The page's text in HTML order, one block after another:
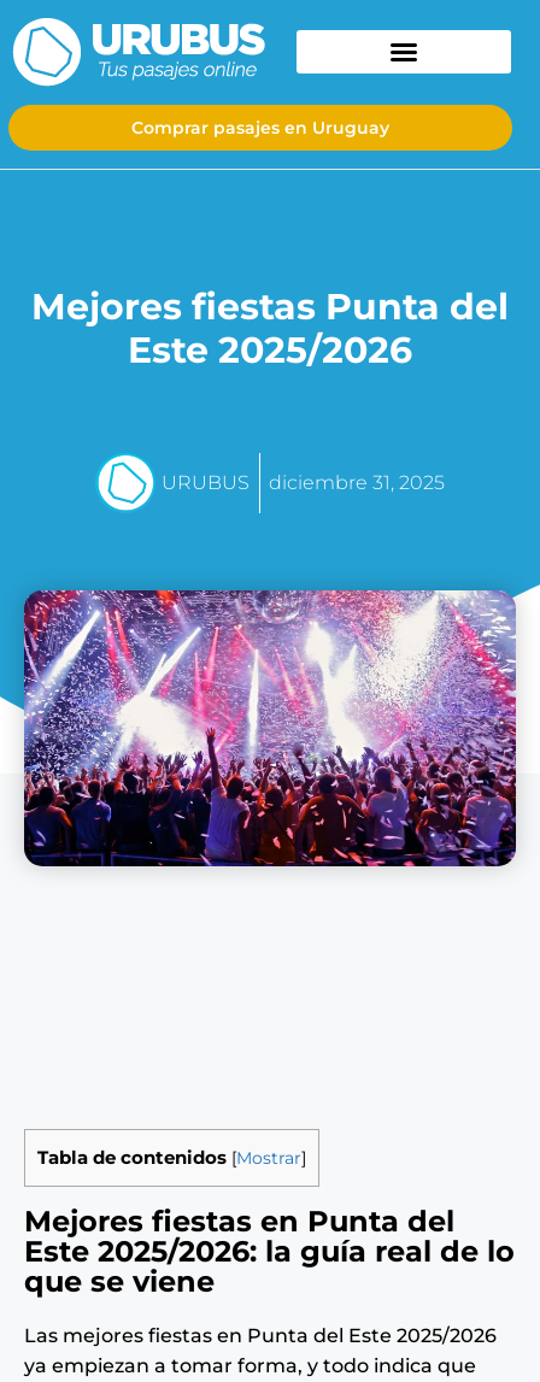
Comprar pasajes en Uruguay
Mejores fiestas Punta del
Este 2025/2026
URUBUS diciembre 31, 2025
Tabla de contenidos [Mostrar]
Mejores fiestas en Punta del
Este 2025/2026: la guía real de lo
que se viene
Las mejores fiestas en Punta del Este 2025/2026
ya empiezan a tomar forma, y todo indica que